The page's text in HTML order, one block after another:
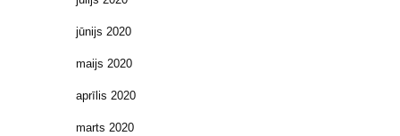
jūnijs 2020
maijs 2020
aprīlis 2020
marts 2020